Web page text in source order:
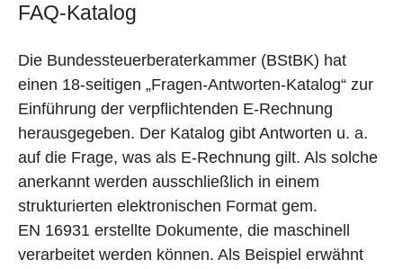
FAQ-Katalog
Die Bundessteuerberaterkammer (BStBK) hat
einen 18-seitigen „Fragen-Antworten-Katalog“ zur
Einführung der verpflichtenden E-Rechnung
herausgegeben. Der Katalog gibt Antworten u. a.
auf die Frage, was als E-Rechnung gilt. Als solche
anerkannt werden ausschließlich in einem
strukturierten elektronischen Format gem.
EN 16931 erstellte Dokumente, die maschinell
verarbeitet werden können. Als Beispiel erwähnt